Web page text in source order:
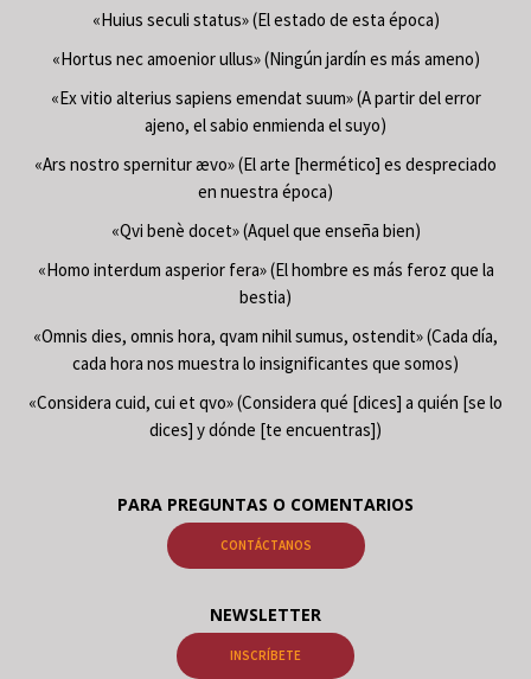
«Huius seculi status» (El estado de esta época)
«Hortus nec amoenior ullus» (Ningún jardín es más ameno)
«Ex vitio alterius sapiens emendat suum» (A partir del error
ajeno, el sabio enmienda el suyo)
«Ars nostro spernitur ævo» (El arte [hermético] es despreciado
en nuestra época)
«Qvi benè docet» (Aquel que enseña bien)
«Homo interdum asperior fera» (El hombre es más feroz que la
bestia)
«Omnis dies, omnis hora, qvam nihil sumus, ostendit» (Cada día,
cada hora nos muestra lo insignificantes que somos)
«Considera cuid, cui et qvo» (Considera qué [dices] a quién [se lo
dices] y dónde [te encuentras])
PARA PREGUNTAS O COMENTARIOS
CONTÁCTANOS
NEWSLETTER
INSCRÍBETE